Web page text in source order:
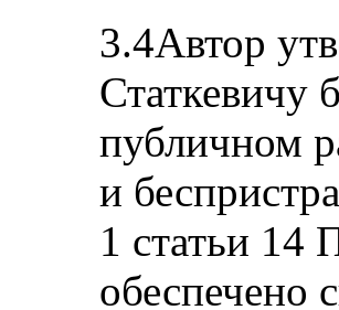
3.4Автор
Статкевичу
публичном
и
1 статьи 14
обеспечено